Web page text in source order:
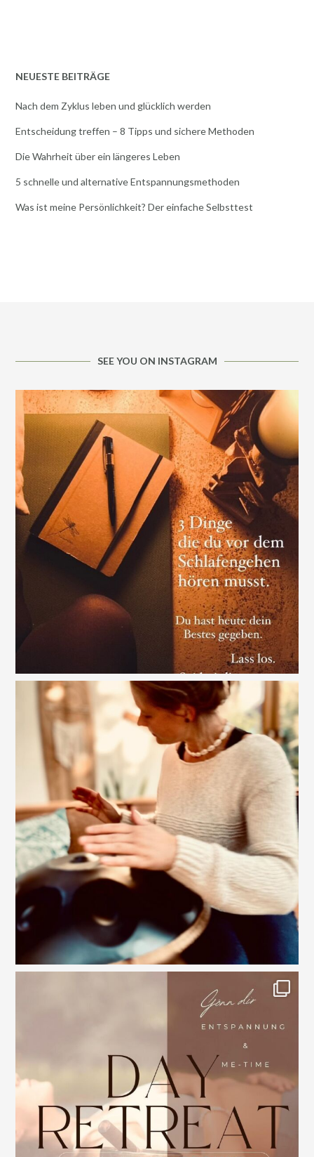
NEUESTE BEITRÄGE
Nach dem Zyklus leben und glücklich werden
Entscheidung treffen – 8 Tipps und sichere Methoden
Die Wahrheit über ein längeres Leben
5 schnelle und alternative Entspannungsmethoden
Was ist meine Persönlichkeit? Der einfache Selbsttest
SEE YOU ON INSTAGRAM